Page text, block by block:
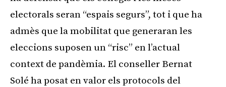
electorals seran “espais segurs”, tot i que ha
admès que la mobilitat que generaran les
eleccions suposen un “risc” en l’actual
context de pandèmia. El conseller Bernat
Solé ha posat en valor els protocols del